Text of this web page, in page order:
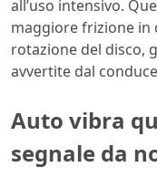
all’uso intensivo.
maggiore frizione
rotazione del disco,
avvertite dal
Auto vibra
segnale da